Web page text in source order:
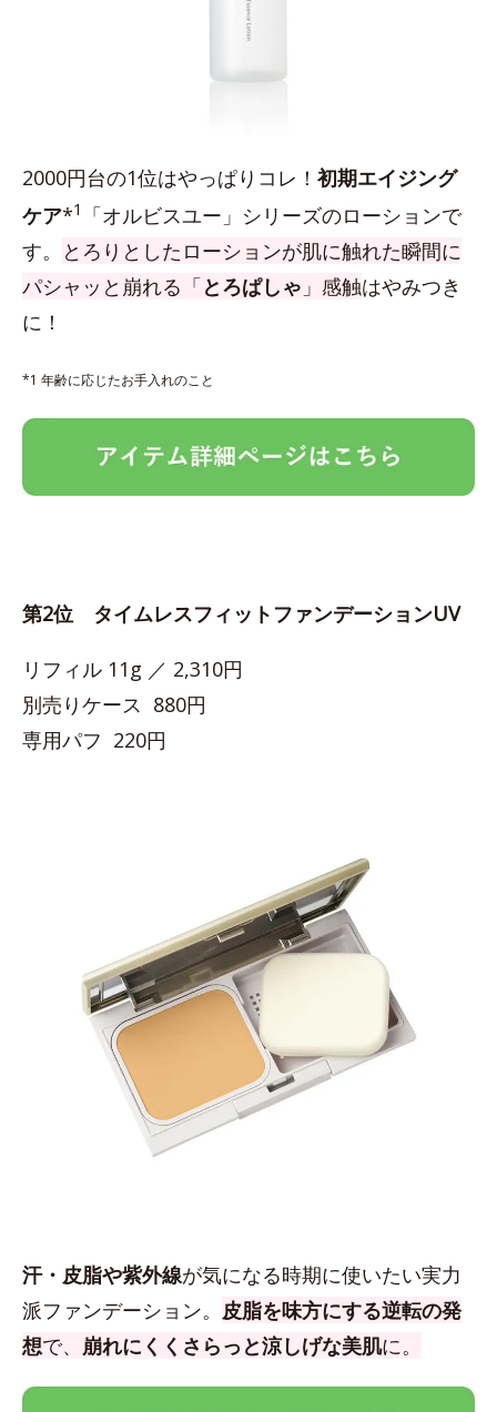
2000円台の1位はやっぱりコレ！ 初期エイジング
ケア*1
「オルビスユー」シリーズのローションで
す。
とろりとしたローションが肌に触れた瞬間に
パシャッと崩れる「とろぱしゃ 」感触はやみつき
に！
*1 年齢に応じたお手入れのこと
第2位 タイムレスフィットファンデーションUV
リフィル 11g ／ 2,310円
別売りケース 880円
専用パフ 220円
汗・皮脂や紫外線が気になる時期に使いたい実力
派ファンデーション。 皮脂を味方にする逆転の発
想で、 崩れにくくさらっと涼しげな美肌に。